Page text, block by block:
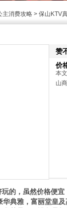
主消费攻略 > 保山KTV
赞
价
本
山
的，虽然价格便
典雅，富丽堂皇